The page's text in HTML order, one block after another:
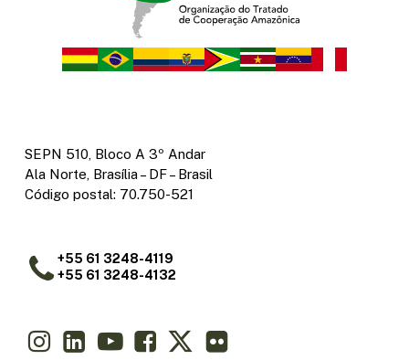
SEPN 510, Bloco A 3º Andar
Ala Norte, Brasília – DF – Brasil
Código postal: 70.750-521
+55 61 3248-4119
+55 61 3248-4132